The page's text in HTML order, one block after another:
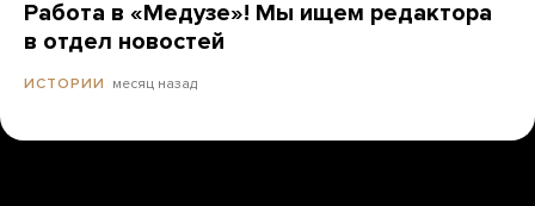
Работа в «Медузе»! Мы ищем редактора
в отдел новостей
ИСТОРИИ месяц назад